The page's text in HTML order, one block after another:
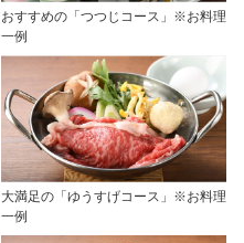
おすすめの「つつじコース」※お料理
一例
大満足の「ゆうすげコース」※お料理
一例